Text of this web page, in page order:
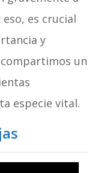
es crucial
y
un
especie vital.